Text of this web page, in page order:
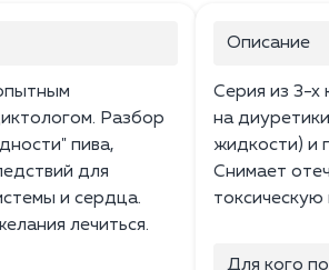
Разбор
пива,
для
и сердца.
лечиться.
Описание
Серия из 3-х
на
жидкости) и
Снимает
токсическую
Для кого